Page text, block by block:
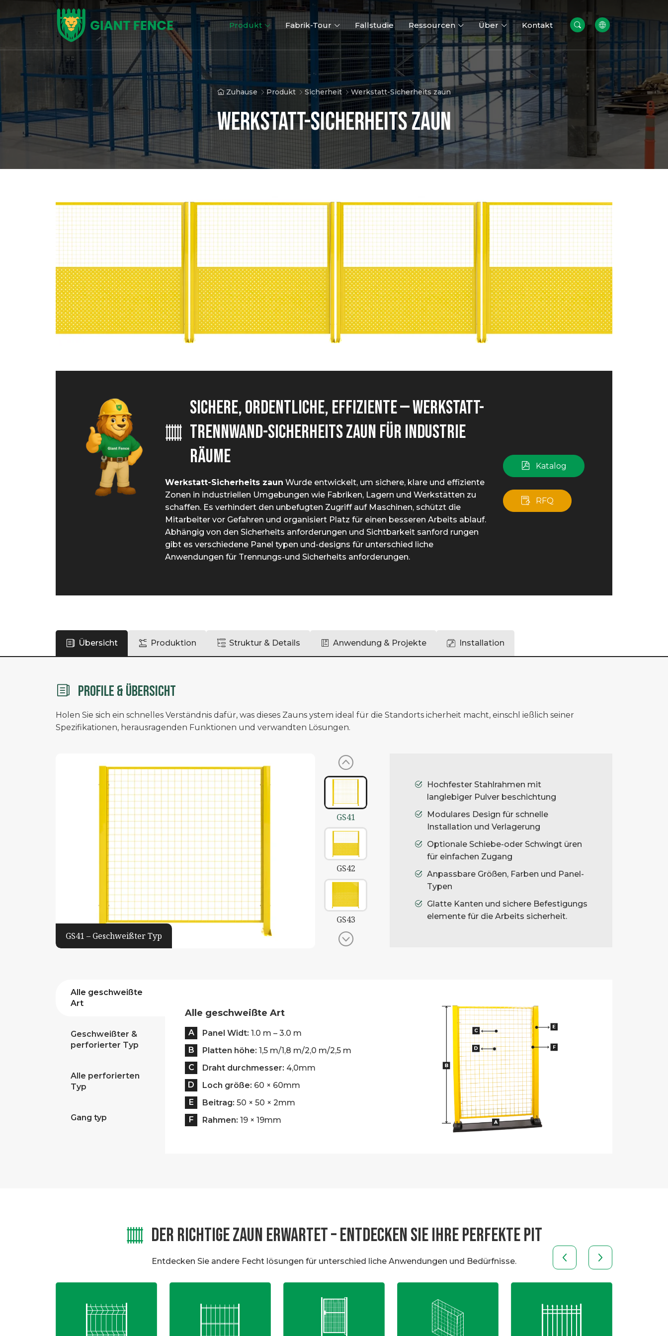
Produkt
Defensive
Barrieren
Werkstatt-
Maschine, die
Zäune schützt
Elektrischer Zaun
Stacheldraht-und
Rasiermesser-
Sicherheits
zubehör
Fabrik-Tour Fallstudie Ressourcen Über Kontakt
Zuhause Produkt Sicherheit Werkstatt-Sicherheits zaun
Werkstatt-Sicherheits zaun
SICHERE, ORDENTLICHE, EFFIZIENTE — WERKSTATT-
TRENNWAND-SICHERHEITS ZAUN FÜR INDUSTRIE
RÄUME
Werkstatt-Sicherheits zaun Wurde entwickelt, um sichere, klare und effiziente
Zonen in industriellen Umgebungen wie Fabriken, Lagern und Werkstätten zu
schaffen. Es verhindert den unbefugten Zugriff auf Maschinen, schützt die
Mitarbeiter vor Gefahren und organisiert Platz für einen besseren Arbeits ablauf.
Abhängig von den Sicherheits anforderungen und Sichtbarkeit sanford rungen
gibt es verschiedene Panel typen und-designs für unterschied liche
Anwendungen für Trennungs-und Sicherheits anforderungen.
Katalog
RFQ
Übersicht Produktion Struktur & Details Anwendung & Projekte Installation
PROFILE & ÜBERSICHT
Holen Sie sich ein schnelles Verständnis dafür, was dieses Zauns ystem ideal für die Standorts icherheit macht, einschl ießlich seiner
Spezifikationen, herausragenden Funktionen und verwandten Lösungen.
GS41 – Geschweißter Typ GS42 – Geschweißter & perforierter Typ
GS43
GS46
GS41
GS42
GS43
Hochfester Stahlrahmen mit
langlebiger Pulver beschichtung
Modulares Design für schnelle
Installation und Verlagerung
Optionale Schiebe-oder Schwingt üren
für einfachen Zugang
Anpassbare Größen, Farben und Panel-
Typen
Glatte Kanten und sichere Befestigungs
elemente für die Arbeits sicherheit.
Alle geschweißte
Art
Geschweißter &
perforierter Typ
Alle perforierten
Typ
Gang typ
Alle geschweißte Art
A Panel Widt: 1.0 m – 3.0 m
B
Platten höhe: 1,5 m/1,8 m/2,0 m/2,5 m
C
Draht durchmesser: 4,0mm
D
Loch größe: 60 × 60mm
E
Beitrag: 50 × 50 × 2mm
F
Rahmen: 19 × 19mm
DER RICHTIGE ZAUN ERWARTET – ENTDECKEN SIE IHRE PERFEKTE PIT
Entdecken Sie andere Fecht lösungen für unterschied liche Anwendungen und Bedürfnisse.